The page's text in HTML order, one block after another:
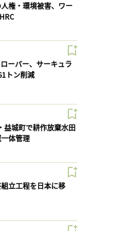
権・環境被害、ワー
ーバー、サーキュラ
トン削減
益城町で耕作放棄水田
体管理
立工程を日本に移